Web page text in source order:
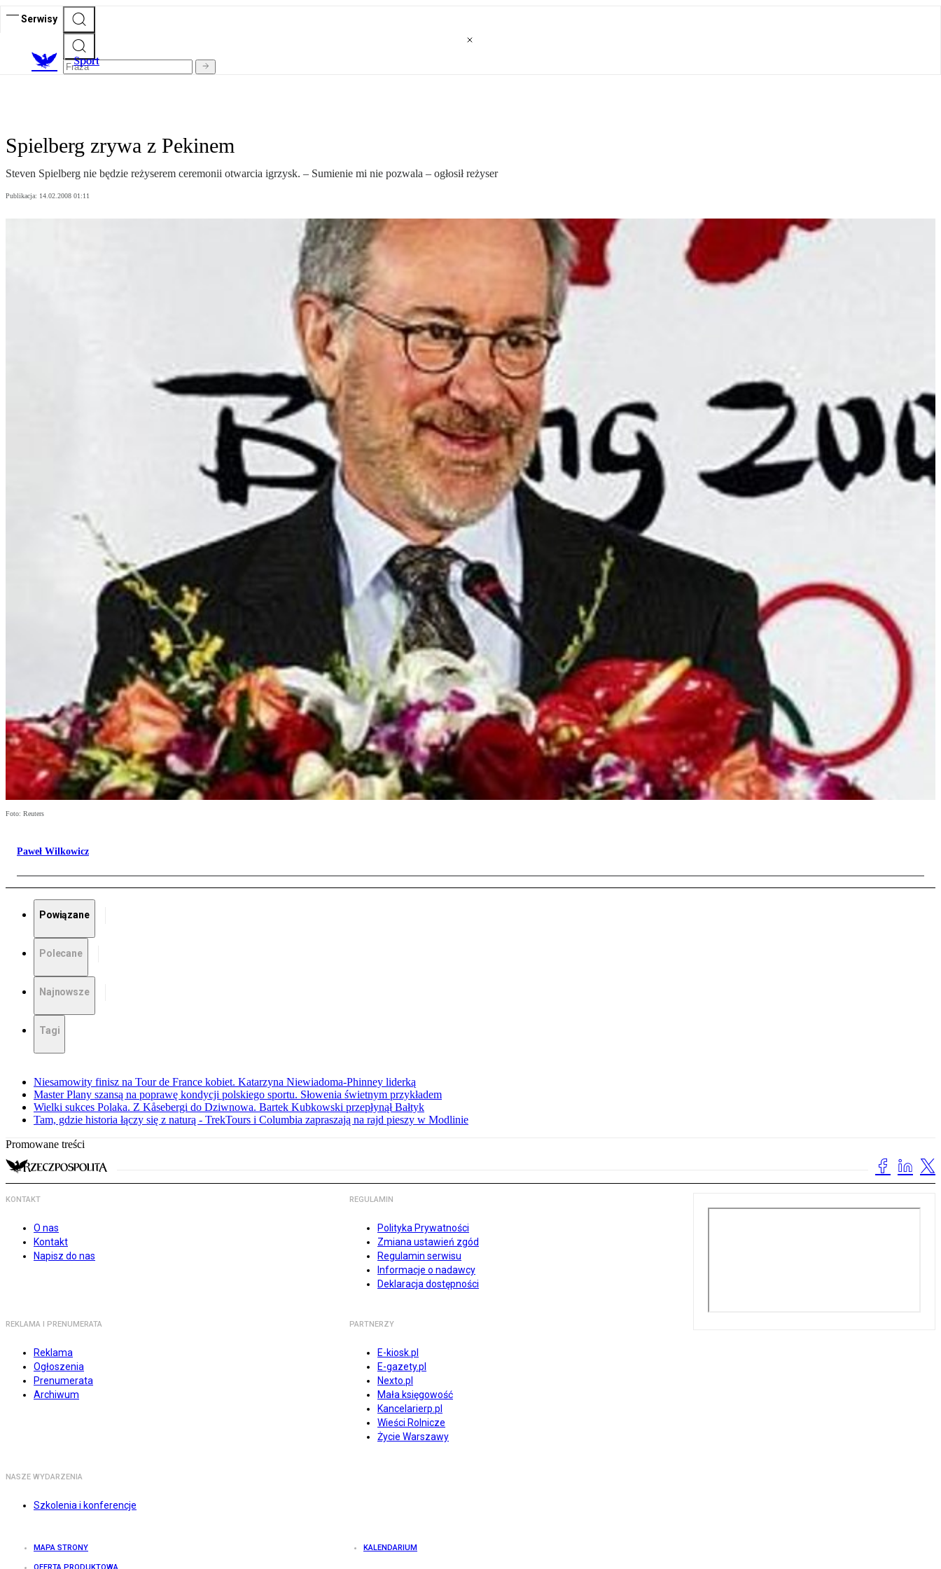
Serwisy
Sport
Spielberg zrywa z Pekinem
Steven Spielberg nie będzie reżyserem ceremonii otwarcia igrzysk. – Sumienie mi nie pozwala – ogłosił reżyser
Publikacja: 14.02.2008 01:11
Foto: Reuters
Paweł Wilkowicz
Powiązane
Polecane
Najnowsze
Tagi
Niesamowity finisz na Tour de France kobiet. Katarzyna Niewiadoma-Phinney liderką
Master Plany szansą na poprawę kondycji polskiego sportu. Słowenia świetnym przykładem
Wielki sukces Polaka. Z Kåsebergi do Dziwnowa. Bartek Kubkowski przepłynął Bałtyk
Tam, gdzie historia łączy się z naturą - TrekTours i Columbia zapraszają na rajd pieszy w Modlinie
Promowane treści
KONTAKT
O nas
Kontakt
Napisz do nas
REGULAMIN
Polityka Prywatności
Zmiana ustawień zgód
Regulamin serwisu
Informacje o nadawcy
Deklaracja dostępności
REKLAMA I PRENUMERATA
Reklama
Ogłoszenia
Prenumerata
Archiwum
PARTNERZY
E-kiosk.pl
E-gazety.pl
Nexto.pl
Mała księgowość
Kancelarierp.pl
Wieści Rolnicze
Życie Warszawy
NASZE WYDARZENIA
Szkolenia i konferencje
MAPA STRONY KALENDARIUM